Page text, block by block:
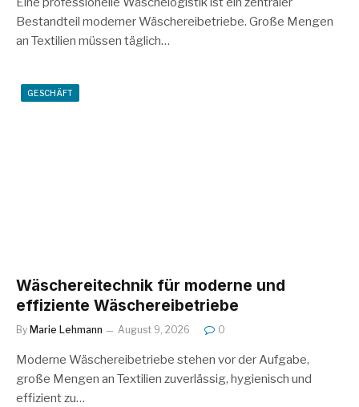
Bestandteil moderner Wäschereibetriebe. Große Mengen
an Textilien müssen täglich…
GESCHÄFT
Wäschereitechnik für moderne und
effiziente Wäschereibetriebe
By Marie Lehmann August 9, 2026 0
Moderne Wäschereibetriebe stehen vor der Aufgabe,
große Mengen an Textilien zuverlässig, hygienisch und
effizient zu…